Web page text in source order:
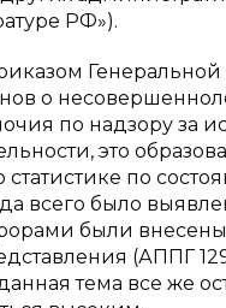
РФ»).
о
по надзору за
это
статистике по
всего было
были внесены
(АППГ
тема все же